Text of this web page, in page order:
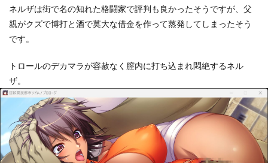
ネルザは街で名の知れた格闘家で評判も良かったそうですが、父
親がクズで博打と酒で莫大な借金を作って蒸発してしまったそう
です。
トロールのデカマラが容赦なく膣内に打ち込まれ悶絶するネル
ザ。